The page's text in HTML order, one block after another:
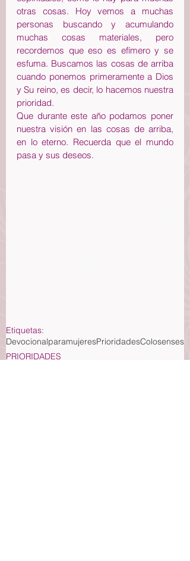
otras cosas. Hoy vemos a muchas
personas buscando y acumulando
muchas cosas materiales, pero
recordemos que eso es efímero y se
esfuma. Buscamos las cosas de arriba
cuando ponemos primeramente a Dios
y Su reino, es decir, lo hacemos nuestra
prioridad.
Que durante este año podamos poner
nuestra visión en las cosas de arriba,
en lo eterno. Recuerda que el mundo
pasa y sus deseos.
Etiquetas:
DevocionalparamujeresPrioridadesColosenses
PRIORIDADES